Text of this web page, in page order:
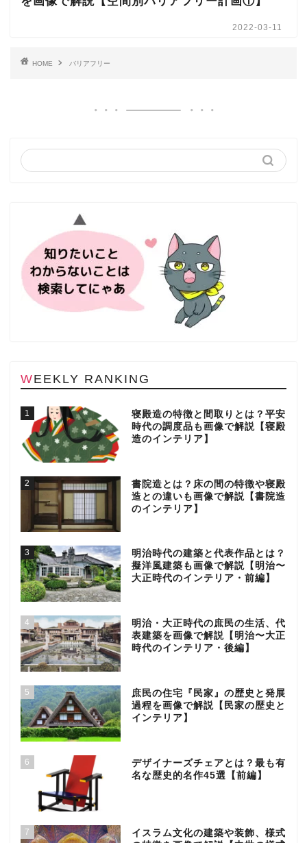
2022-03-11
HOME バリアフリー
WEEKLY RANKING
1
寝殿造の特徴と間取りとは？平安
時代の調度品も画像で解説【寝殿
造のインテリア】
2
書院造とは？床の間の特徴や寝殿
造との違いも画像で解説【書院造
のインテリア】
3
明治時代の建築と代表作品とは？
擬洋風建築も画像で解説【明治〜
大正時代のインテリア・前編】
4
明治・大正時代の庶民の生活、代
表建築を画像で解説【明治〜大正
時代のインテリア・後編】
5
庶民の住宅『民家』の歴史と発展
過程を画像で解説【民家の歴史と
インテリア】
6
デザイナーズチェアとは？最も有
名な歴史的名作45選【前編】
7
イスラム文化の建築や装飾、様式